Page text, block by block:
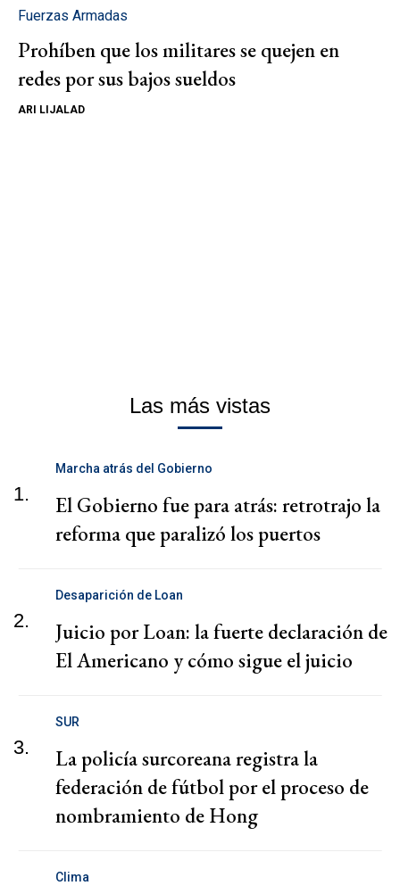
Fuerzas Armadas
Prohíben que los militares se quejen en
redes por sus bajos sueldos
ARI LIJALAD
Las más vistas
1.
Marcha atrás del Gobierno
El Gobierno fue para atrás: retrotrajo la
reforma que paralizó los puertos
2.
Desaparición de Loan
Juicio por Loan: la fuerte declaración de
El Americano y cómo sigue el juicio
3.
SUR
La policía surcoreana registra la
federación de fútbol por el proceso de
nombramiento de Hong
Clima